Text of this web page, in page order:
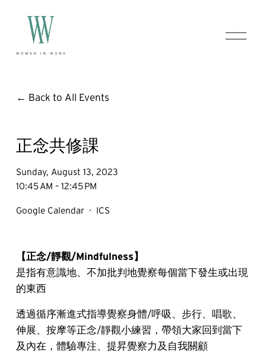
O
p
Back to All Events
正念共修課
Sunday, August 13, 2023
10:45 AM
12:45 PM
Google Calendar ICS
【正念/靜觀/Mindfulness】
是指有意識地、不加批判地覺察每個當下發生或出現
的東西
透過循序漸進式指導覺察身體/呼吸、步行、唱歌、
伸展、按摩等正念/靜觀小練習，帶領大家回到當下
及內在，體驗專注、提昇覺察力及自我關顧